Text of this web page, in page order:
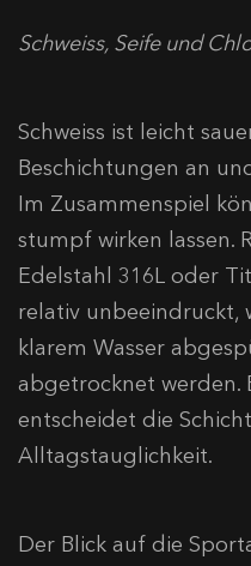
Schweiss, Seife und
Schweiss ist leicht
Beschichtungen an
Im Zusammenspiel
stumpf wirken lassen.
Edelstahl 316L oder
relativ unbeeindruckt,
klarem Wasser
abgetrocknet werden.
entscheidet die
Alltagstauglichkeit.
Der Blick auf die